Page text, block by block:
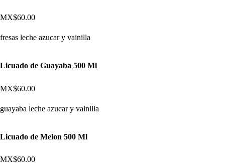
MX$60.00
fresas leche azucar y vainilla
Licuado de Guayaba 500 Ml
MX$60.00
guayaba leche azucar y vainilla
Licuado de Melon 500 Ml
MX$60.00